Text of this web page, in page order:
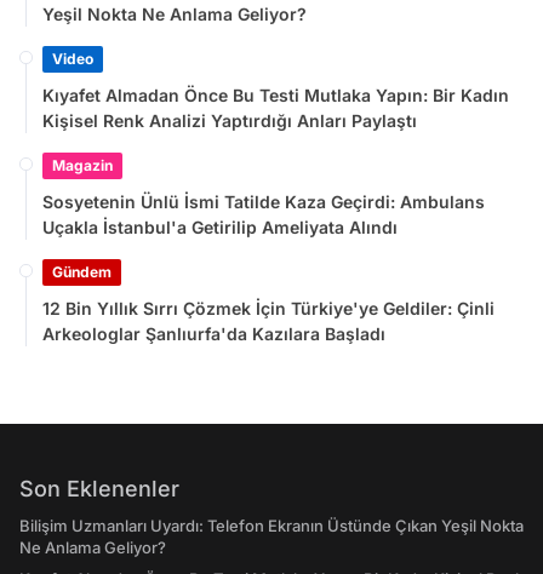
Yeşil Nokta Ne Anlama Geliyor?
Video
Kıyafet Almadan Önce Bu Testi Mutlaka Yapın: Bir Kadın
Kişisel Renk Analizi Yaptırdığı Anları Paylaştı
Magazin
Sosyetenin Ünlü İsmi Tatilde Kaza Geçirdi: Ambulans
Uçakla İstanbul'a Getirilip Ameliyata Alındı
Gündem
12 Bin Yıllık Sırrı Çözmek İçin Türkiye'ye Geldiler: Çinli
Arkeologlar Şanlıurfa'da Kazılara Başladı
Son Eklenenler
Bilişim Uzmanları Uyardı: Telefon Ekranın Üstünde Çıkan Yeşil Nokta
Ne Anlama Geliyor?